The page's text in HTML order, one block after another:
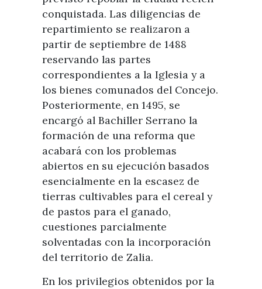
conquistada. Las diligencias de
repartimiento se realizaron a
partir de septiembre de 1488
reservando las partes
correspondientes a la Iglesia y a
los bienes comunados del Concejo.
Posteriormente, en 1495, se
encargó al Bachiller Serrano la
formación de una reforma que
acabará con los problemas
abiertos en su ejecución basados
esencialmente en la escasez de
tierras cultivables para el cereal y
de pastos para el ganado,
cuestiones parcialmente
solventadas con la incorporación
del territorio de Zalia.
En los privilegios obtenidos por la